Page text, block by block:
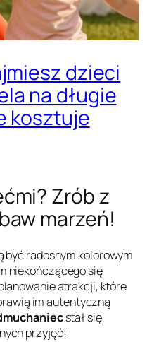
dzieci
na długie
kosztuje
Zrób z
marzeń!
radosnym kolorowym
niekończącego się
atrakcji, które
im autentyczną
stał się
przyjęć!